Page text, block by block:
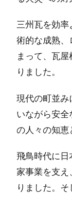
三州瓦を効率
術的な成熟、
まって、瓦
りました。
現代の町並み
いながら安
の人々の知恵
飛鳥時代に日
家事業を支
りました。